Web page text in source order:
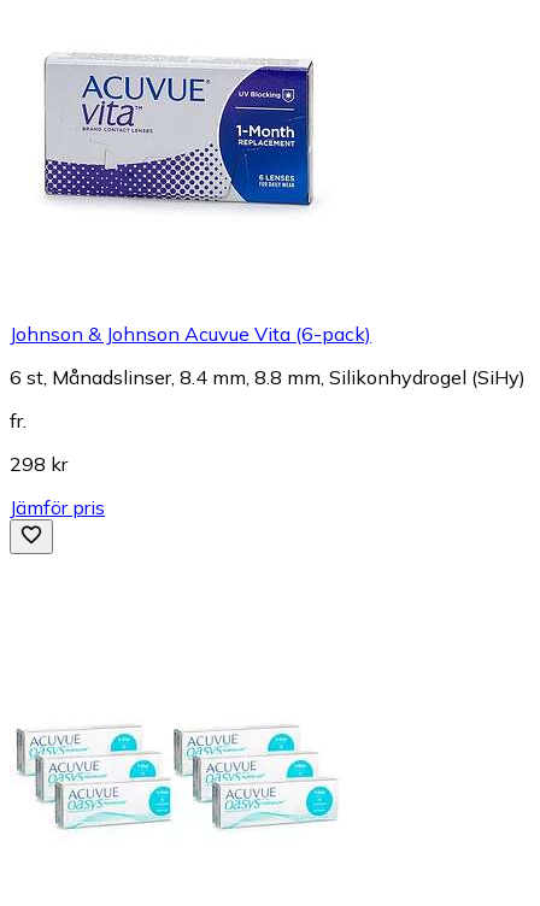
Johnson & Johnson Acuvue Vita (6-pack)
6 st, Månadslinser, 8.4 mm, 8.8 mm, Silikonhydrogel (SiHy)
fr.
298 kr
Jämför pris